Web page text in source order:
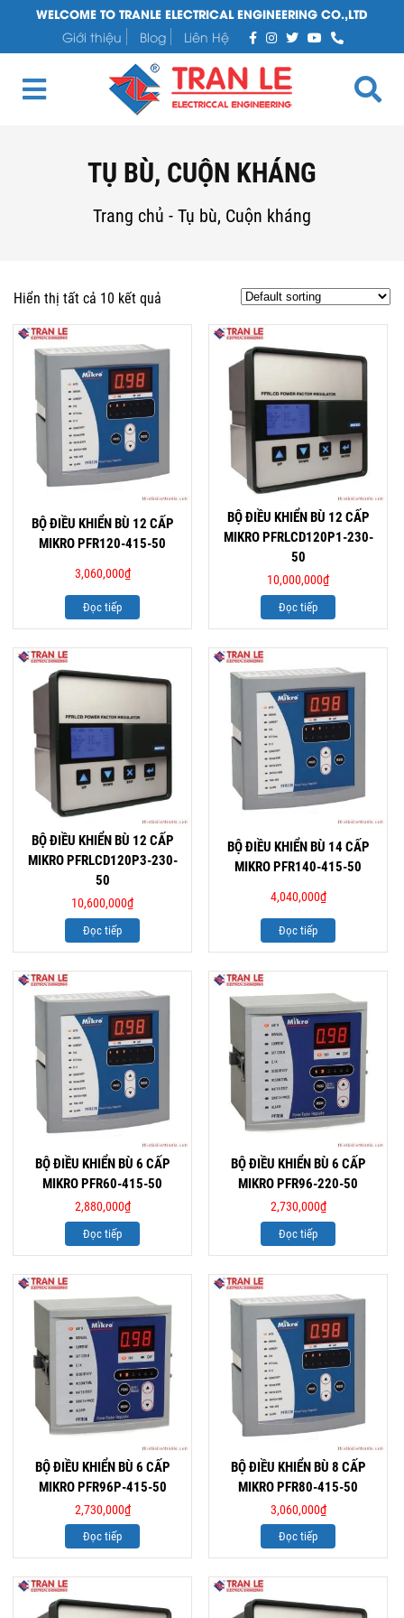
WELCOME TO TRANLE ELECTRICAL ENGINEERING CO.,LTD
Giới thiệu
Blog Liên Hệ
TỤ BÙ, CUỘN KHÁNG
Trang chủ - Tụ bù, Cuộn kháng
Hiển thị tất cả 10 kết quả
BỘ ĐIỀU KHIỂN BÙ 12 CẤP
MIKRO PFR120-415-50
3,060,000₫
Đọc tiếp
BỘ ĐIỀU KHIỂN BÙ 12 CẤP
MIKRO PFRLCD120P1-230-
50
10,000,000₫
Đọc tiếp
BỘ ĐIỀU KHIỂN BÙ 12 CẤP
MIKRO PFRLCD120P3-230-
50
10,600,000₫
Đọc tiếp
BỘ ĐIỀU KHIỂN BÙ 14 CẤP
MIKRO PFR140-415-50
4,040,000₫
Đọc tiếp
BỘ ĐIỀU KHIỂN BÙ 6 CẤP
MIKRO PFR60-415-50
2,880,000₫
Đọc tiếp
BỘ ĐIỀU KHIỂN BÙ 6 CẤP
MIKRO PFR96-220-50
2,730,000₫
Đọc tiếp
BỘ ĐIỀU KHIỂN BÙ 6 CẤP
MIKRO PFR96P-415-50
2,730,000₫
Đọc tiếp
BỘ ĐIỀU KHIỂN BÙ 8 CẤP
MIKRO PFR80-415-50
3,060,000₫
Đọc tiếp